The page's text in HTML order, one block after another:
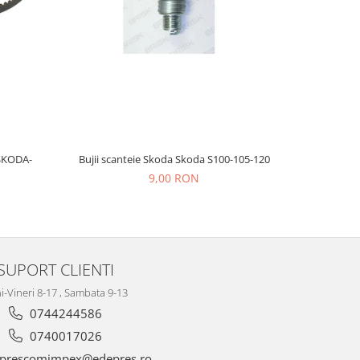
Bujii scanteie Skoda Skoda S100-105-120
9,00 RON
CLIENTI
Vineri 8-17 , Sambata 9-13
0744244586
0740017026